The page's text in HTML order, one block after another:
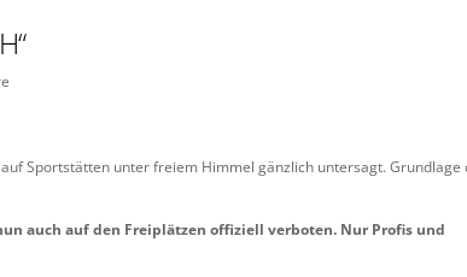
Sportstätten unter freiem Himmel gänzlich untersagt. Grundlage
auch auf den Freiplätzen offiziell verboten. Nur Profis und